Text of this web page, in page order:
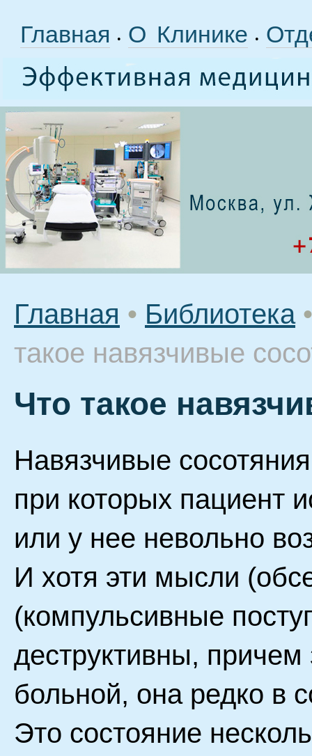
Главная • О Клинике •
Главная • Библиотека •
такое навязчивые
Что такое
Навязчивые
при которых пациент
или у нее невольно
И хотя эти мысли
(компульсивные
деструктивны,
больной, она редко в
Это состояние